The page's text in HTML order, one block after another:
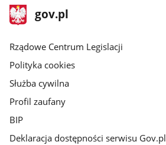
stopka
gov.plStrona
gov.pl
Rządowe Centrum Legislacji
Polityka cookies
Służba cywilna
Profil zaufany
BIP
Deklaracja dostępności serwisu Gov.pl